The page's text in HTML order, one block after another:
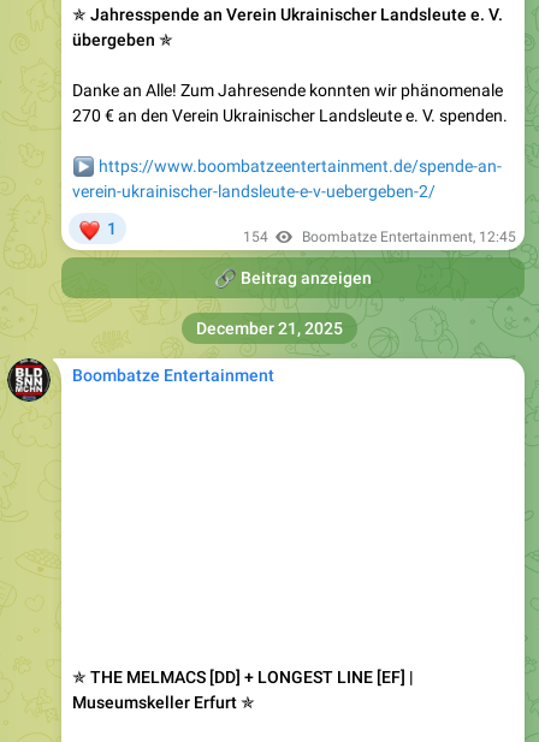
✯ Jahresspende an Verein Ukrainischer Landsleute e. V.
übergeben ✯
Danke an Alle! Zum Jahresende konnten wir phänomenale
270 € an den Verein Ukrainischer Landsleute e. V. spenden.
https://www.boombatzeentertainment.de/spende-an-
verein-ukrainischer-landsleute-e-v-uebergeben-2/
1 154 Boombatze Entertainment, 12:45
🔗Beitrag anzeigen
Boombatze Entertainment
✯ THE MELMACS [DD] + LONGEST LINE [EF] |
Museumskeller Erfurt ✯
December 21, 2025